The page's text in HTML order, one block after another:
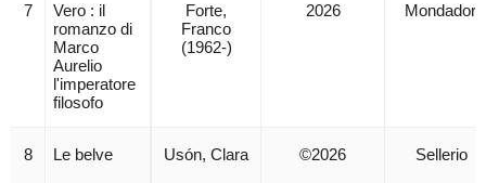
7
Vero : il
romanzo di
Marco
Aurelio
l'imperatore
filosofo
Forte,
Franco
(1962-)
2026 Mondadori
8 Le belve Usón, Clara ©2026 Sellerio